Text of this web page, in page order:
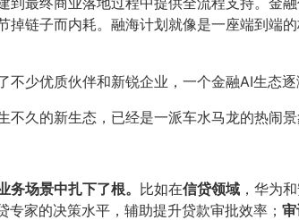
掉链子而内耗。融海计划就像是一座端到端
少优质伙伴和新锐企业，一个金融AI生态逐
久的新生态，已经是一派车水马龙的热闹景
场景中扎下了根。 比如在信贷领域 ，华为
家的决策水平，辅助提升贷款审批效率；